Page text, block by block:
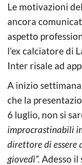
Le motivazioni
ancora
aspetto
l’ex calciatore di
Inter risale ad
A inizio
che la
6 luglio, non si
improcrastinabili
direttore di essere
giovedì”. Adesso